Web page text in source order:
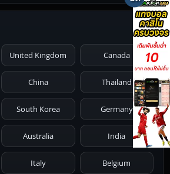
1994 1993 1992
1987
1984 1983 1982
1979 1978 1977
1974 1973 1972
1969 1968 1967
United Kingdom Canada
China Thailand
South Korea Germany
Australia India
Italy Belgium